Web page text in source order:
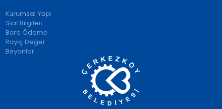
Kurumsal Yapı
Sicil Bilgileri
Borç Ödeme
Rayiç Değer
Beyanlar